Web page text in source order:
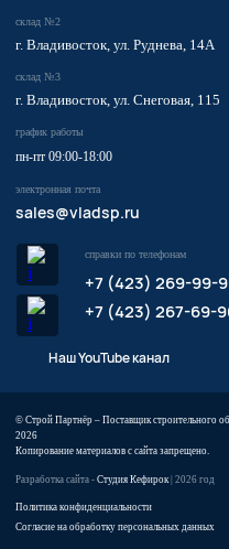
график работы
пн-пт 09:00-18:00
электронная почта
sales@vladsp.ru
склад №2
г. Владивосток, ул. Руднева, 14А
склад №3
г. Владивосток, ул. Снеговая, 115
справки по телефонам
+7 (423) 269-99-
+7 (423) 267-69-
Наш YouTube канал
© Строй Партнёр – Поставщик строительного
2026
Копирование материалов с сайта запрещено.
Разработка сайта - Студия Кефирок| 2026 год
Политика конфиденциальности
Согласие на обработку персональных данных